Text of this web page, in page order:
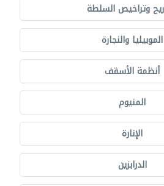
وتراخيص السلطة
الموبيليا والنجارة
أنظمة الأسقف
المنيوم
الإنارة
الدرابزين